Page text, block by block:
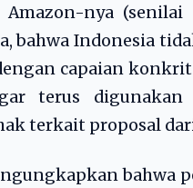
nya (senilai
bahwa Indonesia
capaian
terus
terkait proposal
bahwa